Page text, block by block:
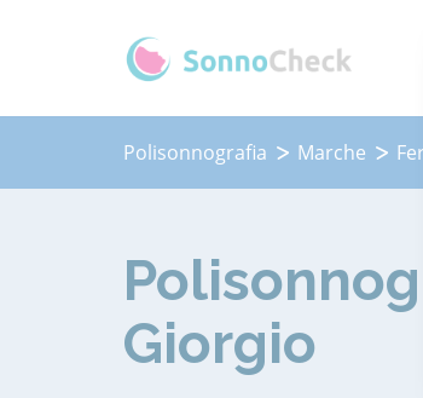
Polisonnografia Marche
Giorgio